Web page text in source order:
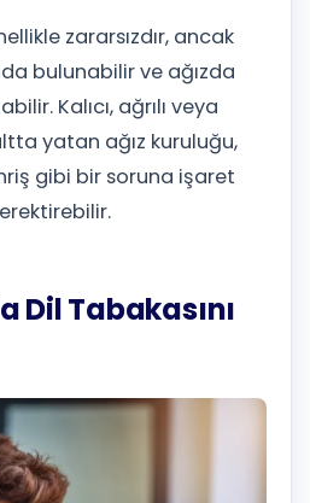
zararsızdır, ancak
bulunabilir ve ağızda
Kalıcı, ağrılı veya
yatan ağız kuruluğu,
gibi bir soruna işaret
Dil Tabakasını